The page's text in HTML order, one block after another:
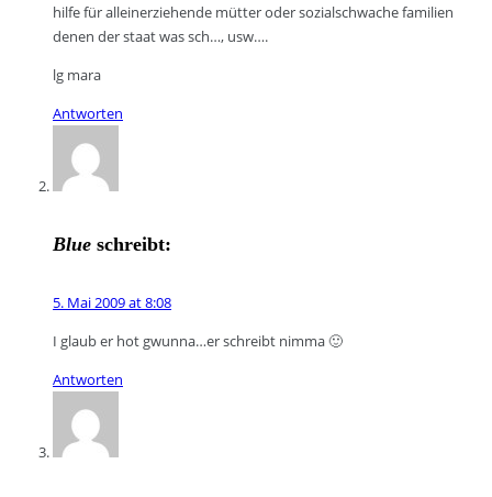
hilfe für alleinerziehende mütter oder sozialschwache familien
denen der staat was sch…, usw….
lg mara
Antworten
Blue schreibt:
5. Mai 2009 at 8:08
I glaub er hot gwunna…er schreibt nimma 🙂
Antworten